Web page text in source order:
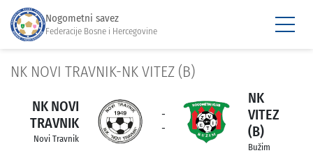
Nogometni savez
Federacije Bosne i Hercegovine
NK NOVI TRAVNIK-NK VITEZ (B)
NK NOVI
TRAVNIK
Novi Travnik
-
-
NK
VITEZ
(B)
Bužim